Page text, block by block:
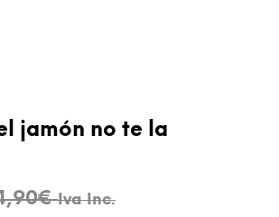
jamón no te la
€ Iva Inc.